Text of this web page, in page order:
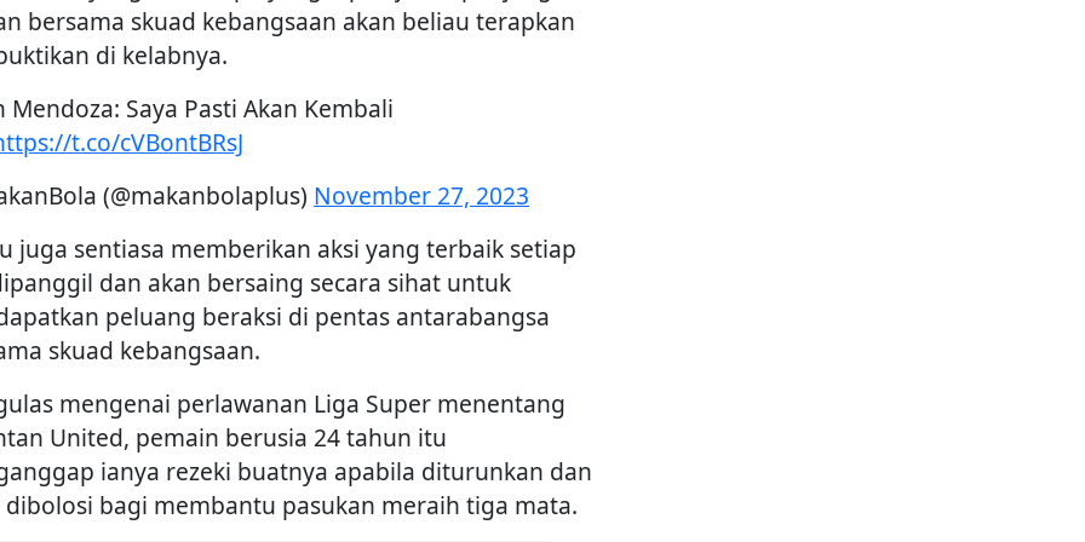
bersama skuad kebangsaan akan beliau terapkan
di kelabnya.
Mendoza: Saya Pasti Akan Kembali
t.co/cVBontBRsJ
(@makanbolaplus) November 27, 2023
juga sentiasa memberikan aksi yang terbaik setiap
dan akan bersaing secara sihat untuk
peluang beraksi di pentas antarabangsa
skuad kebangsaan.
mengenai perlawanan Liga Super menentang
United, pemain berusia 24 tahun itu
ianya rezeki buatnya apabila diturunkan dan
bagi membantu pasukan meraih tiga mata.